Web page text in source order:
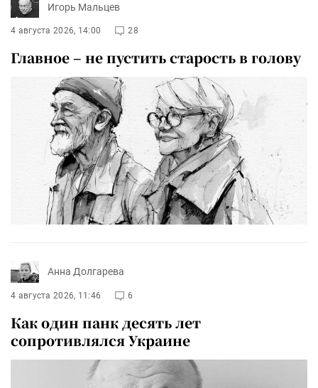
Игорь Мальцев
4 августа 2026, 14:00 28
Главное – не пустить старость в голову
Анна Долгарева
4 августа 2026, 11:46 6
Как один панк десять лет
сопротивлялся Украине